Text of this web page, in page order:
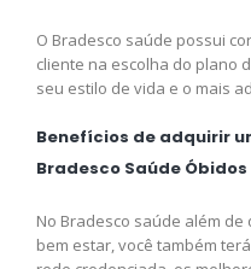
O Bradesco saúde possui
cliente na escolha do plano
seu estilo de vida e o mais
Benefícios de adquirir
Bradesco Saúde Óbidos
No Bradesco saúde além
bem estar, você também